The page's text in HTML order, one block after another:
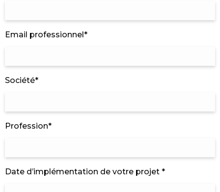
Email professionnel*
Société*
Profession*
Date d’implémentation de votre projet *